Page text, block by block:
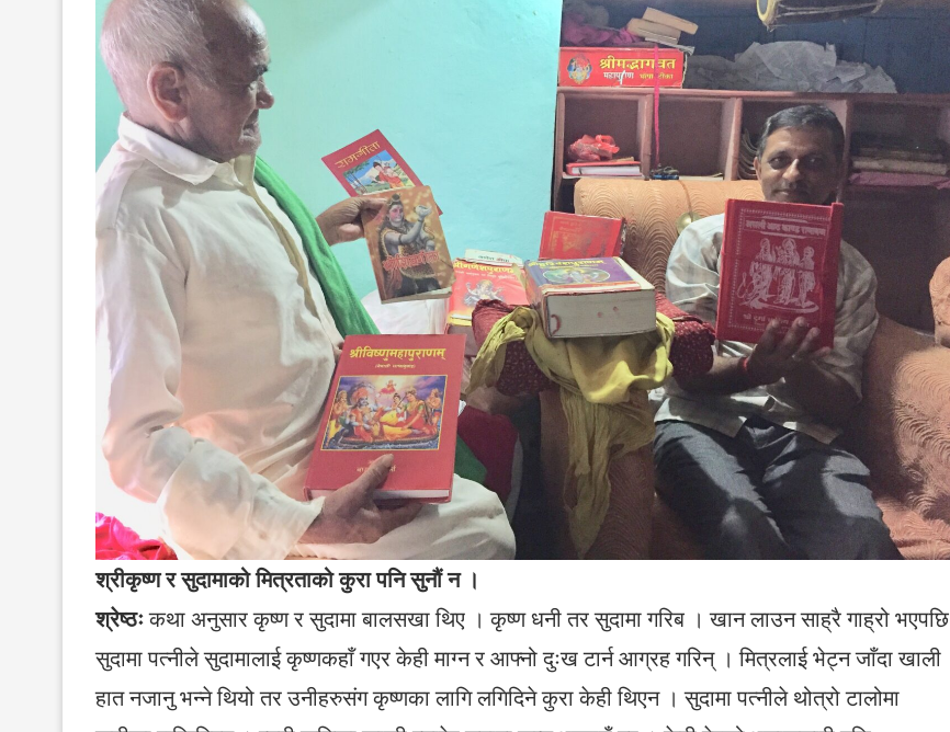
श्रीकृष्ण र सुदामाको मित्रताको कुरा पनि सुनौं न ।
श्रेष्ठःकथा अनुसार कृष्ण र सुदामा बालसखा थिए । कृष्ण धनी तर सुदामा गरिब । खान लाउन साह्रै गाह्रो भएपछि
सुदामा पत्नीले सुदामालाई कृष्णकहाँ गएर केही माग्न र आफ्नो दुःख टार्न आग्रह गरिन् । मित्रलाई भेट्न जाँदा खाली
हात नजानु भन्ने थियो तर उनीहरुसंग कृष्णका लागि लगिदिने कुरा केही थिएन । सुदामा पत्नीले थोत्रो टालोमा